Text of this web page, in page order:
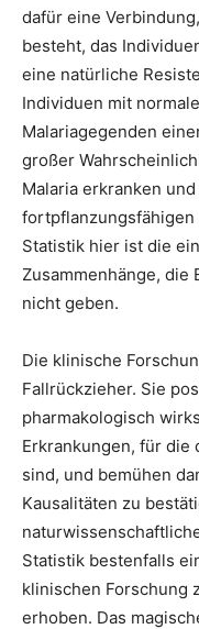
dafür eine
besteht, das
eine natürliche
Individuen mit
Malariagegenden
großer
Malaria erkranken
Statistik hier ist die
Zusammenhänge, die
nicht geben.
Die klinische
Fallrückzieher. Sie
pharmakologisch
Erkrankungen, für die
sind, und bemühen
Kausalitäten zu
Statistik bestenfalls
klinischen Forschung
erhoben. Das